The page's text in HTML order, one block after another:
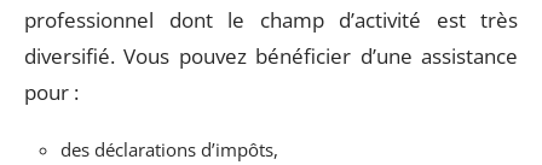
professionnel dont le champ d’activité est très
diversifié. Vous pouvez bénéficier d’une assistance
pour :
des déclarations d’impôts,